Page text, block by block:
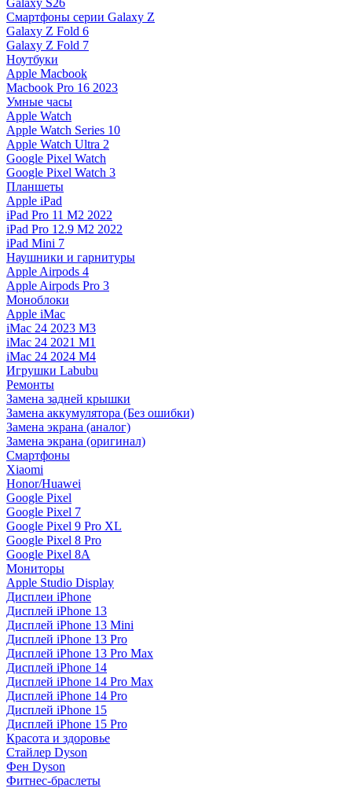
Galaxy S26
Смартфоны серии Galaxy Z
Galaxy Z Fold 6
Galaxy Z Fold 7
Ноутбуки
Apple Macbook
Macbook Pro 16 2023
Умные часы
Apple Watch
Apple Watch Series 10
Apple Watch Ultra 2
Google Pixel Watch
Google Pixel Watch 3
Планшеты
Apple iPad
iPad Pro 11 M2 2022
iPad Pro 12.9 M2 2022
iPad Mini 7
Наушники и гарнитуры
Apple Airpods 4
Apple Airpods Pro 3
Моноблоки
Apple iMac
iMac 24 2023 M3
iMac 24 2021 M1
iMac 24 2024 M4
Игрушки Labubu
Ремонты
Замена задней крышки
Замена аккумулятора (Без ошибки)
Замена экрана (аналог)
Замена экрана (оригинал)
Смартфоны
Xiaomi
Honor/Huawei
Google Pixel
Google Pixel 7
Google Pixel 9 Pro XL
Google Pixel 8 Pro
Google Pixel 8A
Мониторы
Apple Studio Display
Дисплеи iPhone
Дисплей iPhone 13
Дисплей iPhone 13 Mini
Дисплей iPhone 13 Pro
Дисплей iPhone 13 Pro Max
Дисплей iPhone 14
Дисплей iPhone 14 Pro Max
Дисплей iPhone 14 Pro
Дисплей iPhone 15
Дисплей iPhone 15 Pro
Красота и здоровье
Стайлер Dyson
Фен Dyson
Фитнес-браслеты